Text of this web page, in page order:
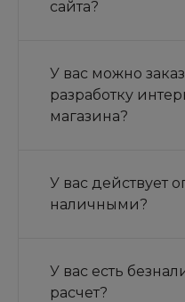
сайта?
У вас можно
разработку
магазина?
У вас действует
наличными?
У вас есть
расчет?